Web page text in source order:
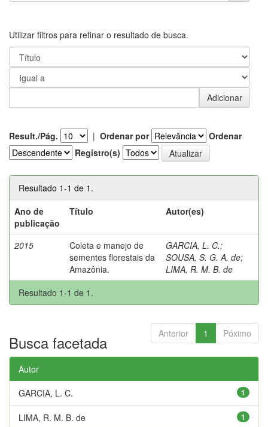
Utilizar filtros para refinar o resultado de busca.
Result./Pág. | Ordenar por
Ordenar
Registro(s)
Resultado 1-1 de 1.
Ano de
publicação
Título Autor(es)
2015
Coleta e manejo de
sementes florestais da
Amazônia.
GARCIA, L. C.;
SOUSA, S. G. A. de;
LIMA, R. M. B. de
Resultado 1-1 de 1.
Anterior 1 Póximo
Busca facetada
Autor
1
GARCIA, L. C.
1
LIMA, R. M. B. de